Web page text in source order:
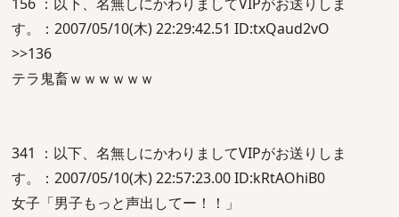
す。：2007/05/10(木) 22:29:42.51 ID:txQaud2vO
>>136
テラ鬼畜ｗｗｗｗｗｗ
341 ：以下、名無しにかわりましてVIPがお送りしま
す。：2007/05/10(木) 22:57:23.00 ID:kRtAOhiB0
女子「男子もっと声出してー！！」